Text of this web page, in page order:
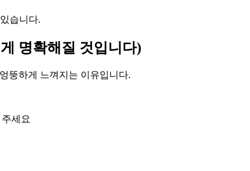
습니다.
명확해질 것입니다)
뚱하게 느껴지는 이유입니다.
세요